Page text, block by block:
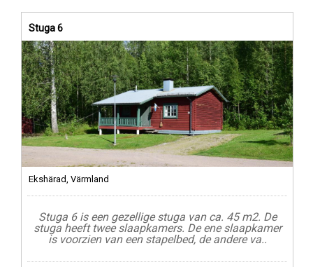
Stuga 6
Ekshärad, Värmland
Stuga 6 is een gezellige stuga van ca. 45 m2. De
stuga heeft twee slaapkamers. De ene slaapkamer
is voorzien van een stapelbed, de andere va..